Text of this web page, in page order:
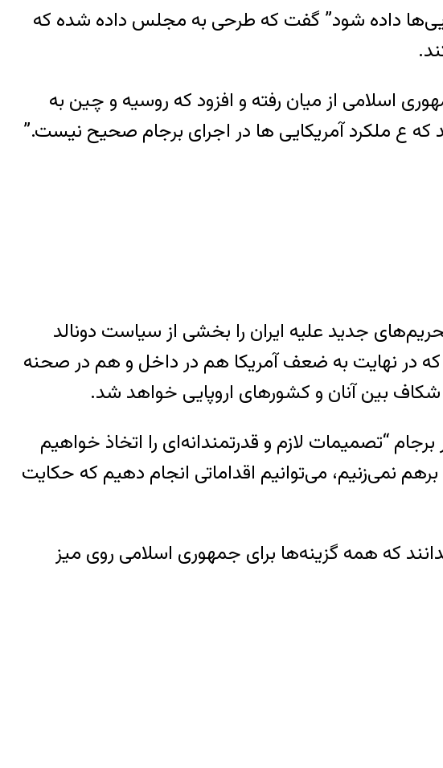
داده شود” گفت که طرحی به مجلس داده شده که
اسلامی از میان رفته و افزود که روسیه و چین به
که ع ملکرد آمریکایی ها در اجرای برجام صحیح نیست.”
جدید علیه ایران را بخشی از سیاست دونالد
که در نهایت به ضعف آمریکا هم در داخل و هم در صحنه
شکاف بین آنان و کشورهای اروپایی خواهد شد.
“تصمیمات لازم و قدرتمندانه‌ای را اتخاذ خواهیم
نمی‌زنیم، می‌توانیم اقداماتی انجام دهیم که حکایت
که همه گزینه‌ها برای جمهوری اسلامی روی میز